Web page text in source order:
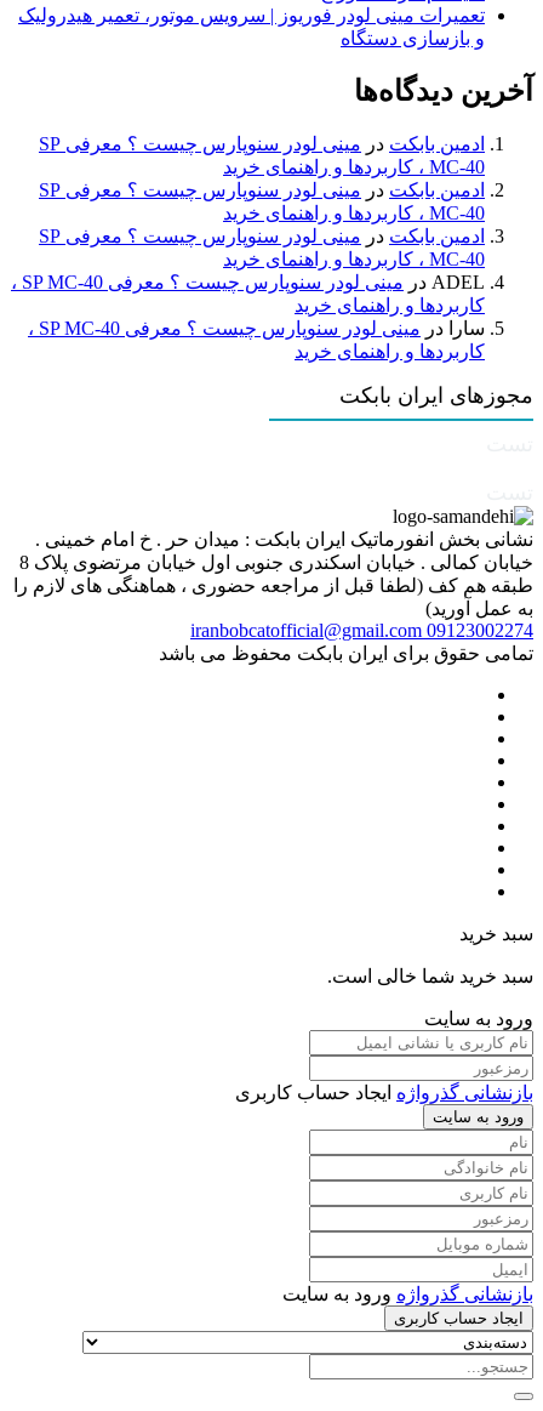
تعمیرات مینی لودر فوریوز | سرویس موتور، تعمیر هیدرولیک
و بازسازی دستگاه
آخرین دیدگاه‌ها
ادمین بابکت در
مینی لودر سنوپارس چیست ؟ معرفی SP
MC-40 ، کاربردها و راهنمای خرید
ادمین بابکت در
مینی لودر سنوپارس چیست ؟ معرفی SP
MC-40 ، کاربردها و راهنمای خرید
ادمین بابکت در
مینی لودر سنوپارس چیست ؟ معرفی SP
MC-40 ، کاربردها و راهنمای خرید
ADEL در
مینی لودر سنوپارس چیست ؟ معرفی SP MC-40 ،
کاربردها و راهنمای خرید
سارا
در
مینی لودر سنوپارس چیست ؟ معرفی SP MC-40 ،
کاربردها و راهنمای خرید
مجوزهای ایران بابکت
نشانی بخش انفورماتیک ایران بابکت : میدان حر . خ امام خمینی .
خیابان کمالی . خیابان اسکندری جنوبی اول خیابان مرتضوی پلاک 8
طبقه هم کف (لطفا قبل از مراجعه حضوری ، هماهنگی های لازم را
به عمل آورید)
09123002274
iranbobcatofficial@gmail.com
تمامی حقوق برای ایران بابکت محفوظ می باشد
سبد خرید
سبد خرید شما خالی است.
ورود به سایت
بازنشانی گذرواژه ایجاد حساب کاربری
ورود به سایت
بازنشانی گذرواژه ورود به سایت
ایجاد حساب کاربری